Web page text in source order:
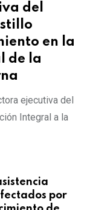
del
en la
de la
ejecutiva del
Integral a la
por